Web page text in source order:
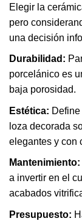
Elegir la
pero
una decisión
Durabilidad:
porcelánico es
baja porosidad.
Estética:
loza decorada
elegantes y con
Mantenimiento:
a invertir en el
acabados
Presupuesto: